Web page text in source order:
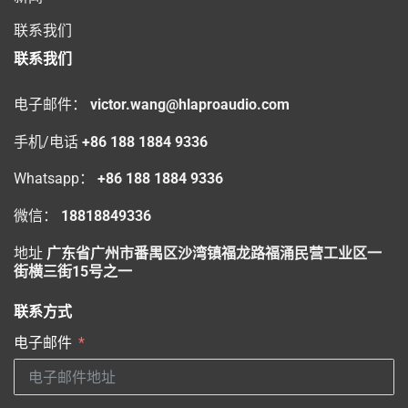
联系我们
联系我们
电子邮件： victor.wang@hlaproaudio.com
手机/电话 +86 188 1884 9336
Whatsapp： +86 188 1884 9336
微信： 18818849336
地址 广东省广州市番禺区沙湾镇福龙路福涌民营工业区一
街横三街15号之一
联系方式
电子邮件